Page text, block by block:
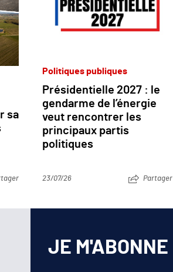
sa
Politiques publiques
Présidentielle 2027 : le
gendarme de l’énergie
veut rencontrer les
principaux partis
politiques
23/07/26 Partager
JE M'ABONNE